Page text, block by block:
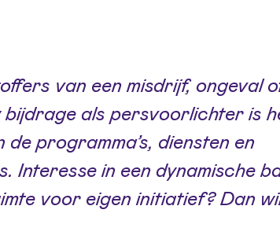
van een misdrijf, ongeval
bijdrage als persvoorlichter is
programma’s, diensten en
Interesse in een dynamische
voor eigen initiatief? Dan